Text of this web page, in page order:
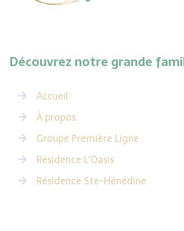
Découvrez notre grande
Accueil
À propos
Groupe Première Ligne
Résidence L'Oasis
Résidence Ste-Hénédine